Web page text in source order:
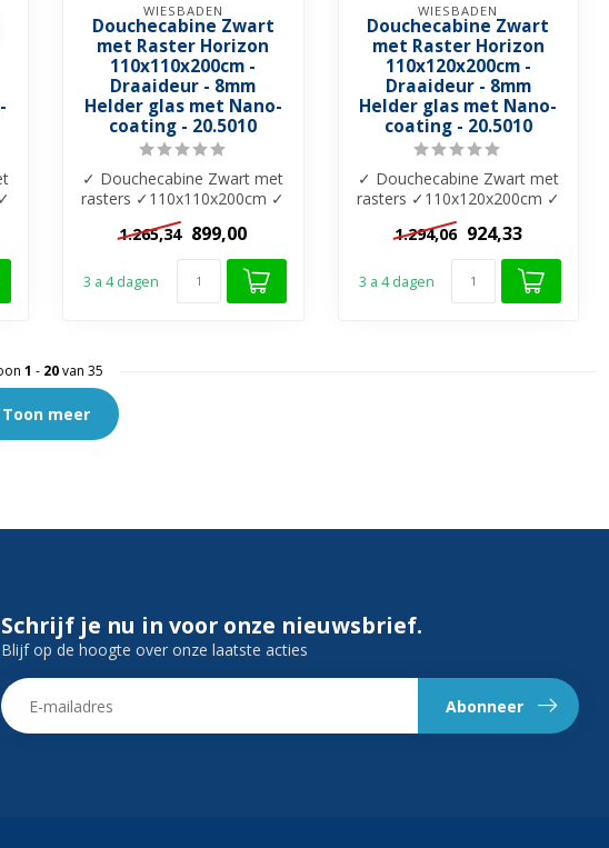
WIESBADEN
Douchecabine Zwart
met Raster Horizon
110x110x200cm -
Draaideur - 8mm
Helder glas met Nano-
coating - 20.5010
✓ Douchecabine Zwart met
rasters ✓110x110x200cm ✓
8mm helder glas ✓ Nano-
coating...
1.265,34 899,00
3 a 4 dagen
WIESBADEN
Douchecabine Zwart
met Raster Horizon
110x120x200cm -
Draaideur - 8mm
Helder glas met Nano-
coating - 20.5010
✓ Douchecabine Zwart met
rasters ✓110x120x200cm ✓
8mm helder glas ✓ Nano-
coating...
1.294,06 924,33
3 a 4 dagen
1 - 20van 35
Toon meer
Schrijf je nu in voor onze nieuwsbrief.
Blijf op de hoogte over onze laatste acties
Abonneer